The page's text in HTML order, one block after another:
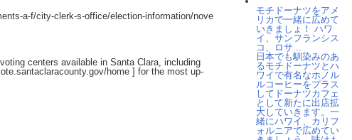
a-f/city-clerk-s-office/election-information/nove
centers available in Santa Clara, including
home ] for the most up-
モチドーナツをアメ
リカで一緒に広めて
いきましょ！ ハワ
イ、サンフランシス
コ、ロサ...
日本でも馴染みのあ
るモチドーナツとハ
ワイで有名なホノル
ルコーヒーをプラス
してドーナツカフェ
として新たに出店拡
大していきます。一
緒にハワイ、カリフ
ォルニアで広めてい